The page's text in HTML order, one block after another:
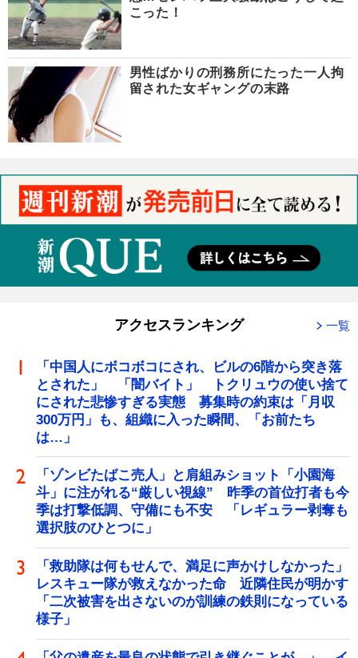
こった！
男性ばかりの刑務所にたった一人拘
留された女ギャングの末路
アクセスランキング 一覧
「中国人にボコボコにされ、ビルの6階から突き落
とされた」 「闇バイト」 トクリュウの使い捨て
にされた悲惨すぎる実態 募集時の約束は「月収
300万円」も、組織に入った瞬間、「お前たち
は…」
「ゾンビたばこ売人」と肩組みショット「小園海
斗」に注がれる“厳しい視線” 昨季の首位打者も今
季は打撃低調、守備にも不安 「レギュラー剥奪も
選択肢のひとつに」
「救助隊は何もせんで、満足に声かけしなかった」
レスキュー隊が救えなかった命 近隣住民が明かす
「二次被害を出さないのが訓練の鉄則になっている
様子」